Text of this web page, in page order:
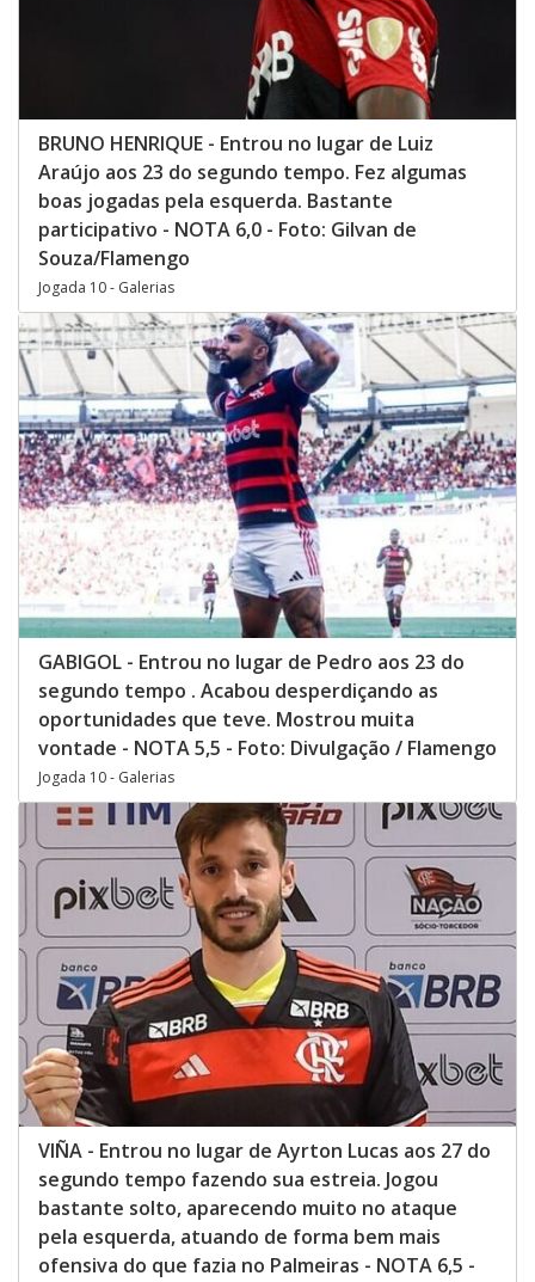
BRUNO HENRIQUE - Entrou no lugar de Luiz
Araújo aos 23 do segundo tempo. Fez algumas
boas jogadas pela esquerda. Bastante
participativo - NOTA 6,0 - Foto: Gilvan de
Souza/Flamengo
Jogada 10 - Galerias
GABIGOL - Entrou no lugar de Pedro aos 23 do
segundo tempo . Acabou desperdiçando as
oportunidades que teve. Mostrou muita
vontade - NOTA 5,5 - Foto: Divulgação / Flamengo
Jogada 10 - Galerias
VIÑA - Entrou no lugar de Ayrton Lucas aos 27 do
segundo tempo fazendo sua estreia. Jogou
bastante solto, aparecendo muito no ataque
pela esquerda, atuando de forma bem mais
ofensiva do que fazia no Palmeiras - NOTA 6,5 -